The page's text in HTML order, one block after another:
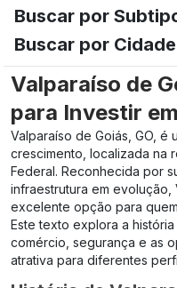
Buscar por
Buscar por Cidade
Valparaíso de
para Investir
Valparaíso de Goiás, GO, é
crescimento, localizada na
Federal. Reconhecida por
infraestrutura em evolução,
excelente opção para
Este texto explora a
comércio, segurança e as
atrativa para diferentes